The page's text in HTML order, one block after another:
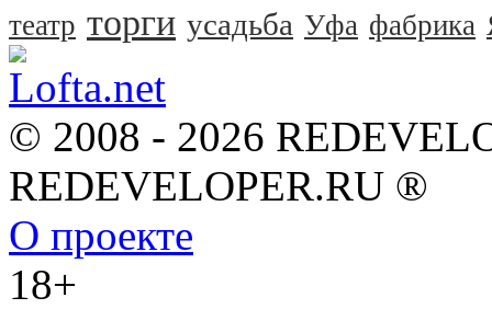
театр торги усадьба Уфа фабрика
© 2008 - 2026
REDEVELOPER.RU ®
О проекте
18+